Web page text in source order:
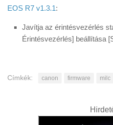
EOS R7 v1.3.1:
Javítja az érintésvezérlés
Érintésvezérlés] beállítása
Címkék: canon firmware milc